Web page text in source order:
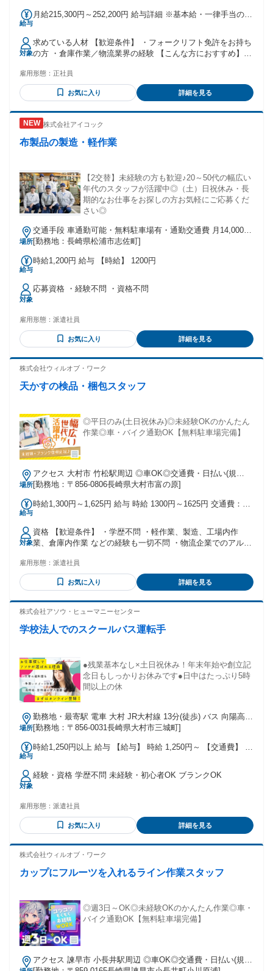
給与
月給215,300円～252,200円 給与詳細 ※基本給・一律手当の総
全員に一律で支払われる通勤・皆勤・家族手当金額：なし 全
員に一律で支払われるその他手当金額：あり 1ヶ月あたり3万
5820円 〜 7万2720円 ・昇給あり ・賞与年2回 ＊会社規程に
よる ・資格手当：34,000～37,900円 ・各種手当あり ※資格
（上限あり月額35,000円まで）
対象
求めている人材 【歓迎条件】 ・フォークリフト免許をお持ち
の方 ・倉庫作業／物流業界の経験 【こんな方におすすめ】
な方 ・新しい環境でチャレンジしたい方 ・安定企業で長く働
きたい方
雇用形態： 正社員
お気に入り 詳細を見る
株式会社アイコック
布製品の製造・軽作業
【2交替】未経験の方も歓迎♪20～50代の幅広い
年代のスタッフが活躍中◎（土）日祝休み・長
期的なお仕事をお探しの方お気軽にご応募くだ
さい◎
場所
交通手段 車通勤可能・無料駐車場有・通勤交通費 月14,000円
まで実費支給 【最寄り駅】 ・松浦鉄道「松浦駅」
[勤務地：長崎県松浦市志佐町]
給与
時給1,200円 給与 【時給】 1200円
対象
応募資格 ・経験不問 ・資格不問
雇用形態： 派遣社員
お気に入り 詳細を見る
株式会社ウィルオブ・ワーク
天かすの検品・梱包スタッフ
◎平日のみ(土日祝休み)◎未経験OKのかんたん
作業◎車・バイク通勤OK【無料駐車場完備】
場所
アクセス 大村市 竹松駅周辺 ◎車OK◎交通費・日払い(規
定)◎当月中・翌月入社大歓迎♪
[勤務地：〒856-0806長崎県大村市富の原]
給与
時給1,300円～1,625円 給与 時給 1300円～1625円 交通費：交
対象
資格 【歓迎条件】 ・学歴不問 ・軽作業、製造、工場内作
業、倉庫内作業 などの経験も一切不問 ・物流企業でのアルバ
ンク復帰も応援 ・社会人デビュー歓迎 ・正社員を目指したい
フリーターさん ・安定して働きたい主婦（夫）さん ・新卒、
第二新卒、既卒 ・新着求人でお仕事を探している方
雇用形態： 派遣社員
お気に入り 詳細を見る
株式会社アソウ・ヒューマニーセンター
学校法人でのスクールバス運転手
●残業基本なし×土日祝休み！年末年始や創立記
念日もしっかりお休みです●日中はたっぷり5時
間以上の休
場所
勤務地・最寄駅 電車 大村 JR大村線 13分(徒歩) バス 向陽高校
前 1分(徒歩)
[勤務地：〒856-0031長崎県大村市三城町]
給与
時給1,250円以上 給与 【給与】 時給 1,250円～ 【交通費】 交
対象
経験・資格 学歴不問 未経験・初心者OK ブランクOK
雇用形態： 派遣社員
お気に入り 詳細を見る
株式会社ウィルオブ・ワーク
カップにフルーツを入れるライン作業スタッフ
◎週3日～OK◎未経験OKのかんたん作業◎車・
バイク通勤OK【無料駐車場完備】
アクセス 諫早市 小長井駅周辺 ◎車OK◎交通費・日払い(規